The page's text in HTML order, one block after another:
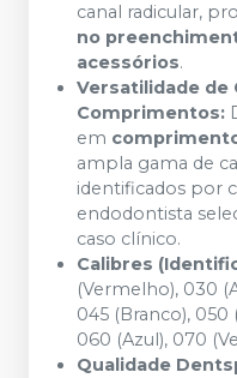
canal radicular,
no
acessórios.
Versatilidade de
Comprimentos:
em
ampla gama de
identificados por
endodontista
caso clínico.
Calibres
(Vermelho), 030
045 (Branco), 050
060 (Azul), 070
Qualidade